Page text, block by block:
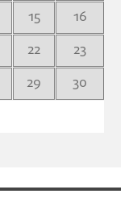
15
16
22
23
29
30